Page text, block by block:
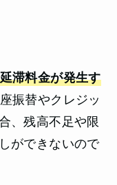
延滞料金が発生す
振替やクレジッ
、残高不足や限
ができないので